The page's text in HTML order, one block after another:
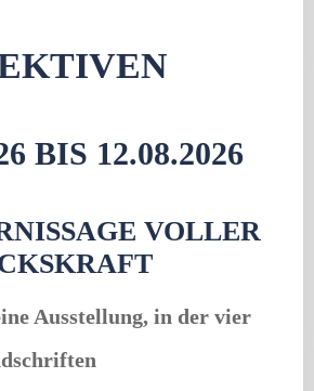
BIS 12.08.2026
VOLLER
Ausstellung, in der vier